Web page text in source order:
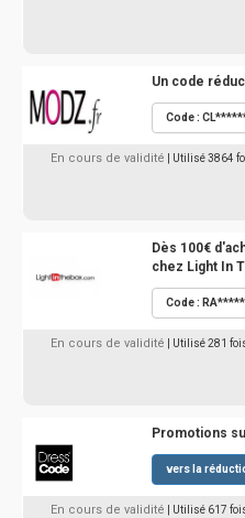
Un code
Code :
En cours de validité | Utilisé 3864
Dès 100€
chez Light In
Code :
En cours de validité | Utilisé 281
Promotions
vers la
En cours de validité | Utilisé 617